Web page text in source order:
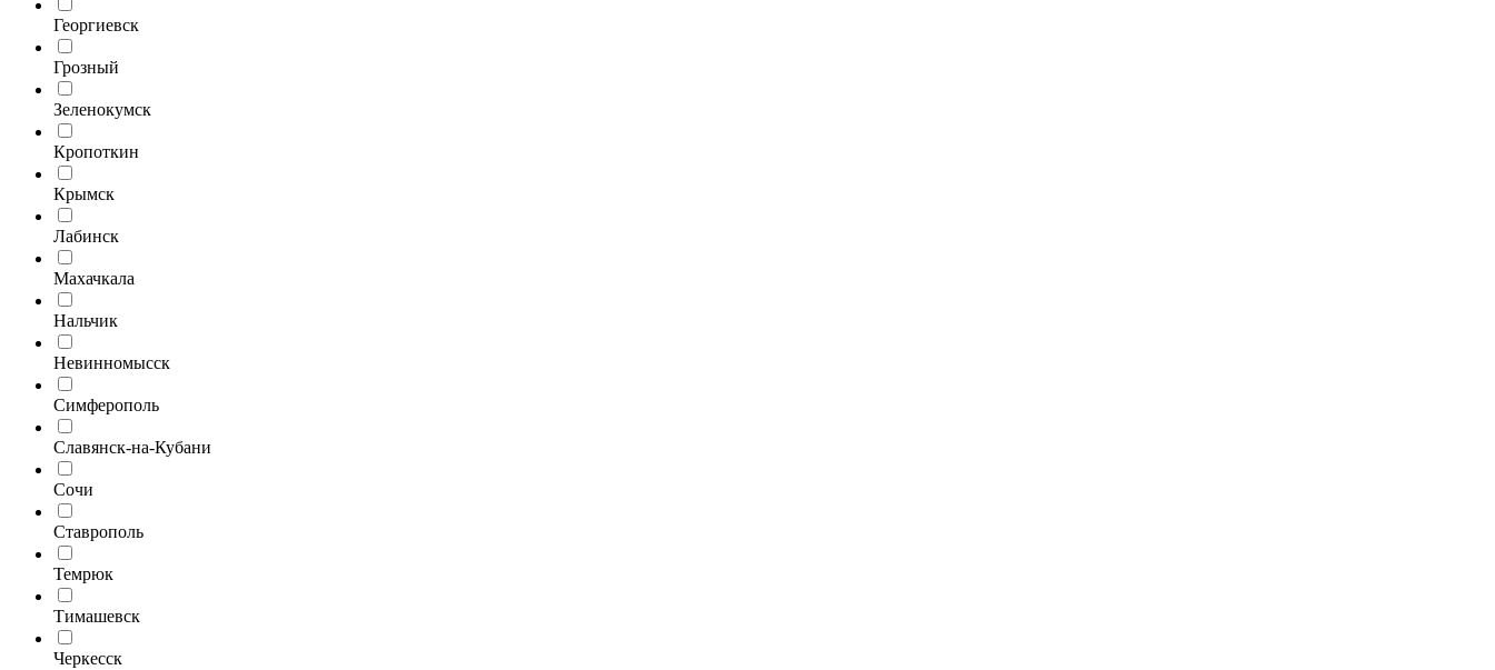
Георгиевск
Грозный
Зеленокумск
Кропоткин
Крымск
Лабинск
Махачкала
Нальчик
Невинномысск
Симферополь
Славянск-на-Кубани
Сочи
Ставрополь
Темрюк
Тимашевск
Черкесск